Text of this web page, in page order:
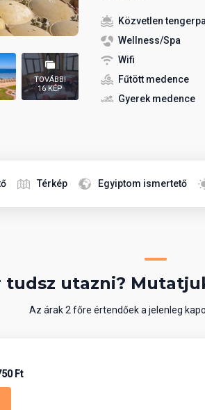
TOVÁBBI
16 KÉP
Közvetlen
Wellness/Spa
Wifi
Fűtött medence
Gyerek medence
Térkép Egyiptom ismertető
tudsz utazni?
Az árak 2 főre értendőek a jelenleg
Ft